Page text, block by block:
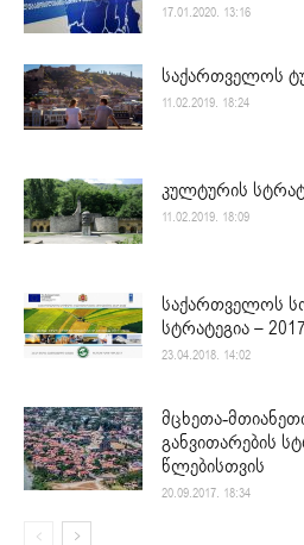
17.01.2020. 13:16
საქართველოს
11.02.2019. 18:24
კულტურის
11.02.2019. 18:09
საქართველოს
სტრატეგია –
23.04.2018. 14:02
მცხეთა-
განვითარების
წლებისთვის
20.09.2017. 18:34